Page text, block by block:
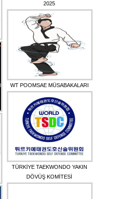
2025
WT POOMSAE MÜSABAKALARI
TÜRKİYE TAEKWONDO YAKIN
DÖVÜŞ KOMİTESİ